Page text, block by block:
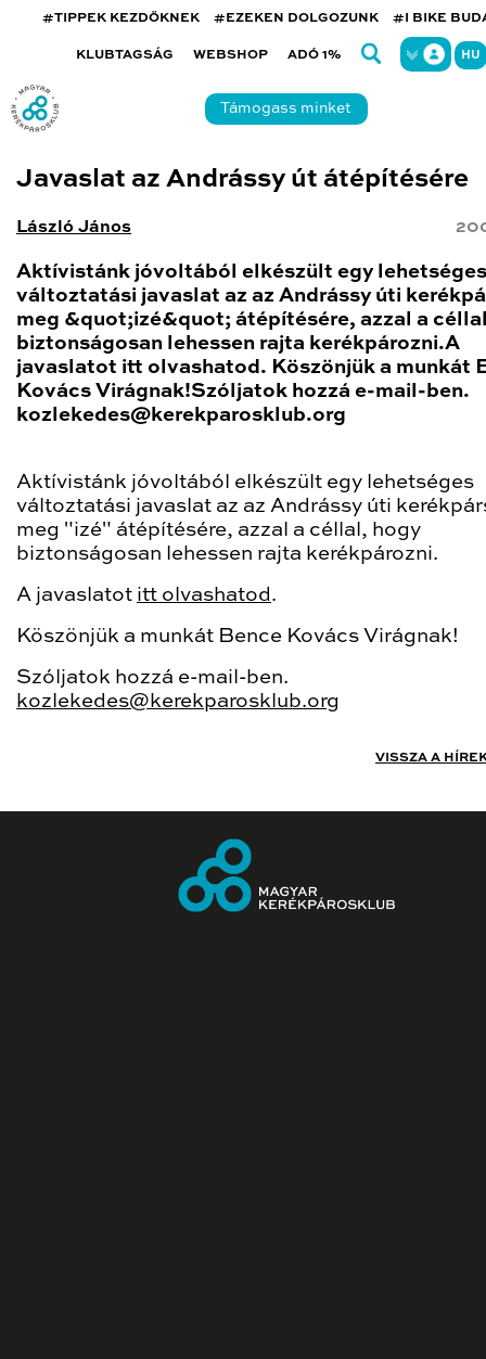
#TIPPEK KEZDŐKNEK #EZEKEN DOLGOZUNK #I BIKE
KLUBTAGSÁG WEBSHOP ADÓ 1% HU
Támogass minket
Javaslat az Andrássy út átépítésére
László János
Aktívistánk jóvoltából elkészült egy lehetséges
változtatási javaslat az az Andrássy úti
meg &quot;izé&quot; átépítésére, azzal a
biztonságosan lehessen rajta kerékpározni.A
javaslatot itt olvashatod. Köszönjük a munkát
Kovács Virágnak!Szóljatok hozzá e-mail-ben.
kozlekedes@kerekparosklub.org
Aktívistánk jóvoltából elkészült egy lehetséges
változtatási javaslat az az Andrássy úti
meg "izé" átépítésére, azzal a céllal, hogy
biztonságosan lehessen rajta kerékpározni.
A javaslatot itt olvashatod.
Köszönjük a munkát Bence Kovács Virágnak!
Szóljatok hozzá e-mail-ben.
kozlekedes@kerekparosklub.org
VISSZA A